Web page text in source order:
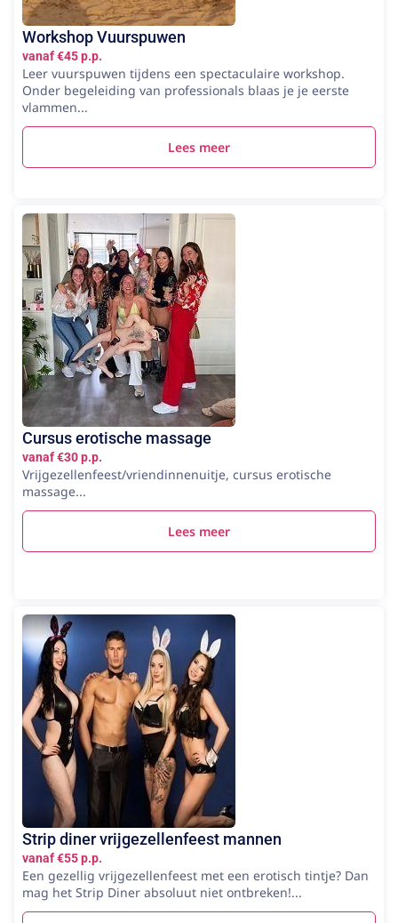
Workshop Vuurspuwen
vanaf €45 p.p.
Leer vuurspuwen tijdens een spectaculaire workshop.
Onder begeleiding van professionals blaas je je eerste
vlammen...
Lees meer
Cursus erotische massage
vanaf €30 p.p.
Vrijgezellenfeest/vriendinnenuitje, cursus erotische
massage...
Lees meer
Strip diner vrijgezellenfeest mannen
vanaf €55 p.p.
Een gezellig vrijgezellenfeest met een erotisch tintje? Dan
mag het Strip Diner absoluut niet ontbreken!...